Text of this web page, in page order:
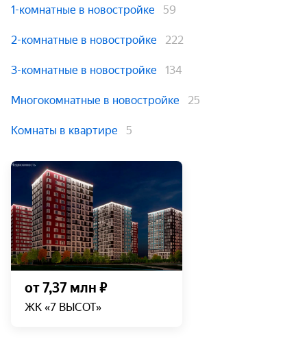
1-комнатные в новостройке 59
2-комнатные в новостройке 222
3-комнатные в новостройке 134
Многокомнатные в новостройке 25
Комнаты в квартире 5
от 7,37 млн ₽
ЖК «7 ВЫСОТ»